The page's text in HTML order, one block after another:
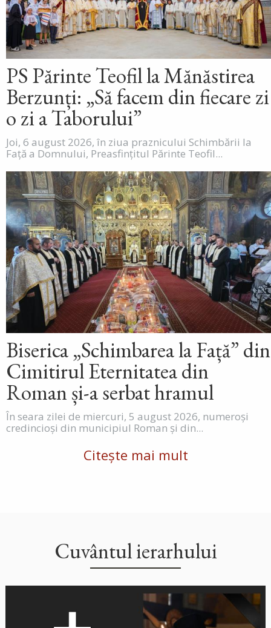
PS Părinte Teofil la Mănăstirea
Berzunți: „Să facem din fiecare zi
o zi a Taborului”
Joi, 6 august 2026, în ziua praznicului Schimbării la
Față a Domnului, Preasfințitul Părinte Teofil...
Biserica „Schimbarea la Față” din
Cimitirul Eternitatea din
Roman și-a serbat hramul
În seara zilei de miercuri, 5 august 2026, numeroși
credincioși din municipiul Roman și din...
Citește mai mult
Cuvântul ierarhului